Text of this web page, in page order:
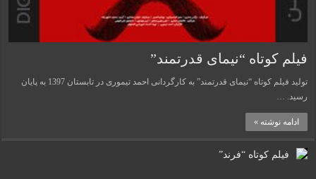
فیلم کوتاه “نیمای قدرتمند”
تولید فیلم کوتاه “نیمای قدرتمند” به کارگردانی احمد تیموری در تابستان 1397 به پایان
رسید. …
ادامه نوشته »
فیلم کوتاه “فرند”